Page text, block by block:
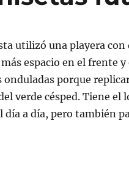
utilizó una playera
espacio en el frente
onduladas porque
verde césped. Tiene el
día a día, pero también